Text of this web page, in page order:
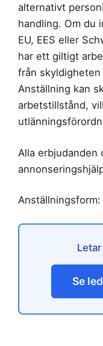
alternativt
handling. Om du
EU, EES eller
har ett giltigt
från
Anställning kan
arbetstillstånd,
Alla
Se